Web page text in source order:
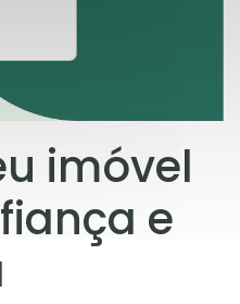
imóvel
e